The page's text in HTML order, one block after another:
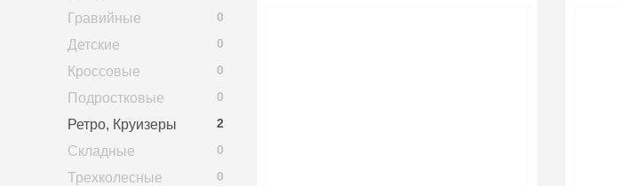
0
Гравийные
0
Детские
0
Кроссовые
0
Подростковые
2
Ретро, Круизеры
0
Складные
0
Трехколесные